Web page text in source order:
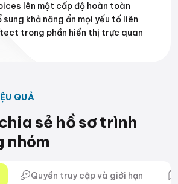
lên một cấp độ hoàn toàn
khả năng ẩn mọi yếu tố liên
trong phần hiển thị trực quan
QUẢ
sẻ hồ sơ trình
nhóm
Quyền truy cập và giới hạn